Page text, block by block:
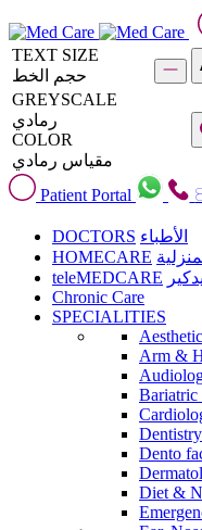
TEXT SIZE
حجم الخط
GREYSCALE
رمادي
COLOR
مقياس رمادي
Patient Portal
DOCTORS الأطباء
HOMECARE
teleMEDCARE
Chronic Care
SPECIALITIES
Arm &
Bariatric
Dentistry
Dento
Diet &